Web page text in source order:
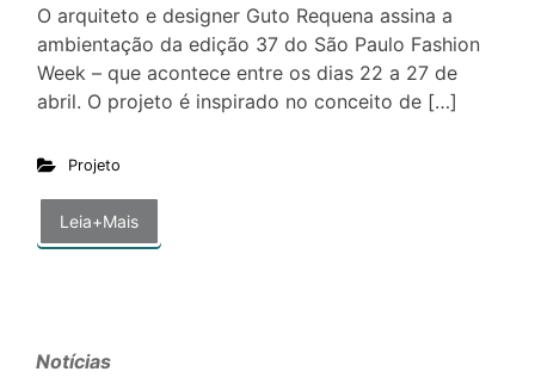
O arquiteto e designer Guto Requena assina a
ambientação da edição 37 do São Paulo Fashion
Week – que acontece entre os dias 22 a 27 de
abril. O projeto é inspirado no conceito de […]
Projeto
Leia+Mais
Notícias